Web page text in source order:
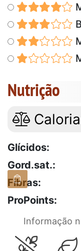
Nutrição
Glícidos:
Gord.sat.:
Fibras:
ProPoints:
Informação